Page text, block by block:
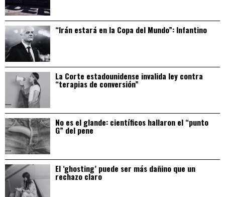
“Irán estará en la Copa del Mundo”: Infantino
La Corte estadounidense invalida ley contra
“terapias de conversión”
No es el glande: científicos hallaron el “punto
G” del pene
El ‘ghosting’ puede ser más dañino que un
rechazo claro